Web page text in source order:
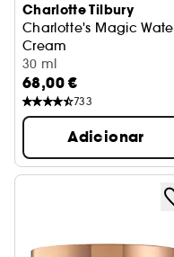
Charlotte Tilbury
Charlotte's Magic
Cream
Creme em gel
30 ml
68,00 €
733
Adicionar